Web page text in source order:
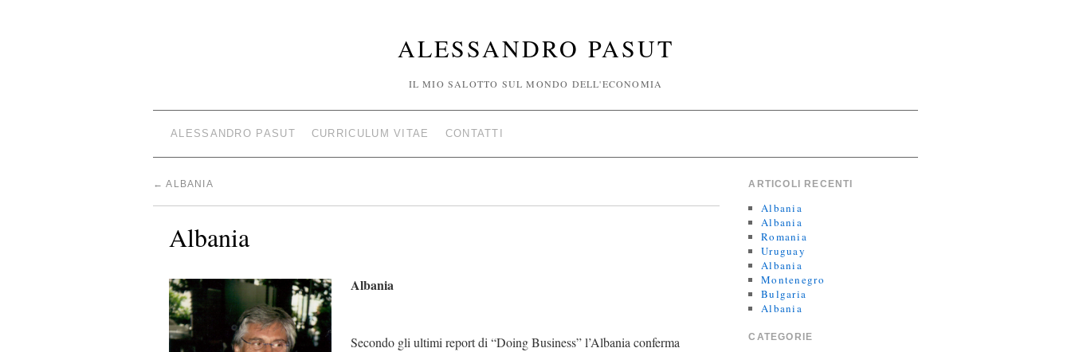
ALESSANDRO PASUT
IL MIO SALOTTO SUL MONDO DELL'ECONOMIA
ALESSANDRO PASUT CURRICULUM VITAE CONTATTI
← ALBANIA
Albania
Albania
Secondo gli ultimi report di “Doing Business” l’Albania conferma
ARTICOLI RECENTI
Albania
Albania
Romania
Uruguay
Albania
Montenegro
Bulgaria
Albania
CATEGORIE